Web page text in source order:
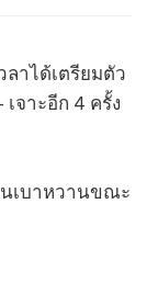
าได้เตรียมตัว
จาะอีก 4 ครั้ง
เบาหวานขณะ